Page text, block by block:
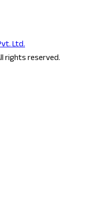
Ltd.
rights reserved.